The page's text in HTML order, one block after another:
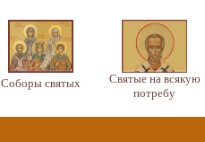
Соборы святых
Святые на всякую
потребу